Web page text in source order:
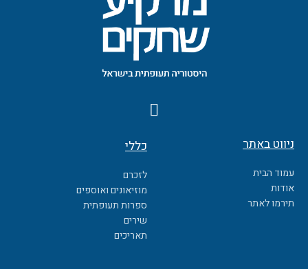
F
a
e
b
o
o
k
ניווט באתר
עמוד הבית
אודות
תירמו לאתר
כללי
לזכרם
מוזיאונים ואוספים
ספרות תעופתית
שירים
תאריכים